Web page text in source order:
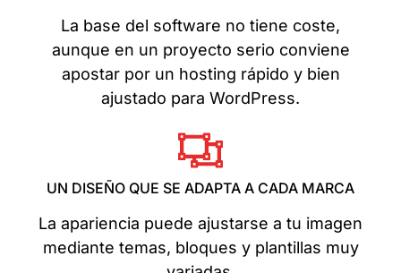
La base del software no tiene coste,
aunque en un proyecto serio conviene
apostar por un hosting rápido y bien
ajustado para WordPress.
UN DISEÑO QUE SE ADAPTA A CADA MARCA
La apariencia puede ajustarse a tu imagen
mediante temas, bloques y plantillas muy